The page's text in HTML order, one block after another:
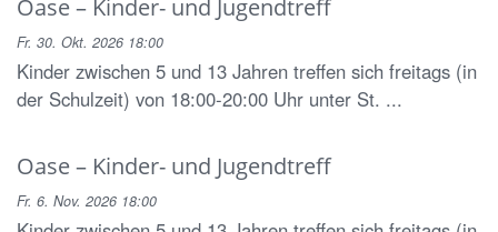
Fr. 30. Okt. 2026 18:00
Kinder zwischen 5 und 13 Jahren treffen sich freitags (in
der Schulzeit) von 18:00-20:00 Uhr unter St. ...
Oase – Kinder- und Jugendtreff
Fr. 6. Nov. 2026 18:00